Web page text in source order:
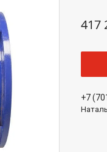
417
+7